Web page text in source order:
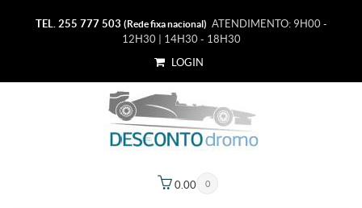
TEL. 255 777 503 (Rede fixa nacional) ATENDIMENTO: 9H00 -
12H30 | 14H30 - 18H30
LOGIN
0
0.00